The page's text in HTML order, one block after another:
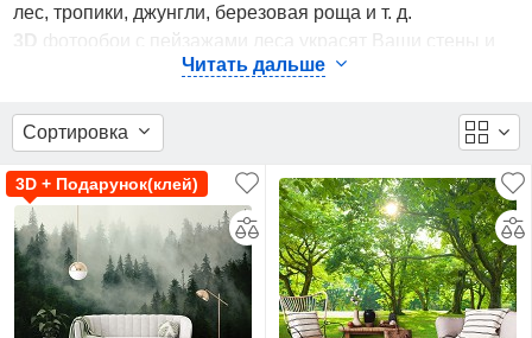
лес, тропики, джунгли, березовая роща и т. д.
фотообои с пейзажами леса украсят Ваши стены и
создадут атмосферу спокойствия и умиротворения.
Важно!3D-эффекта как в кино не будет, однако он
расширит комнату, визуально увеличат её. Данные
фотообои отлично смотрятся в интерьере спальни,
гостиной, зала, кухни и детской комнаты. Многие
фотообои комплектуются клеем.
Фотообои с Лесом в интерьере
Для облегчения выбора мотива у нас есть возможность
посмотреть, как бы фотообои выглядели на стене. Для
Читать дальше
Сортировка
3D + Подарунок(клей)